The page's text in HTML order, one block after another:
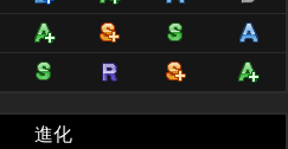
進化